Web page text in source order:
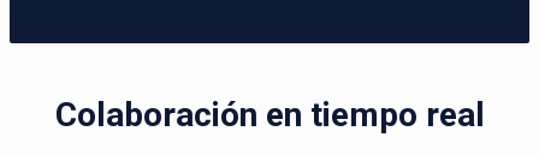
Colaboración en tiempo real